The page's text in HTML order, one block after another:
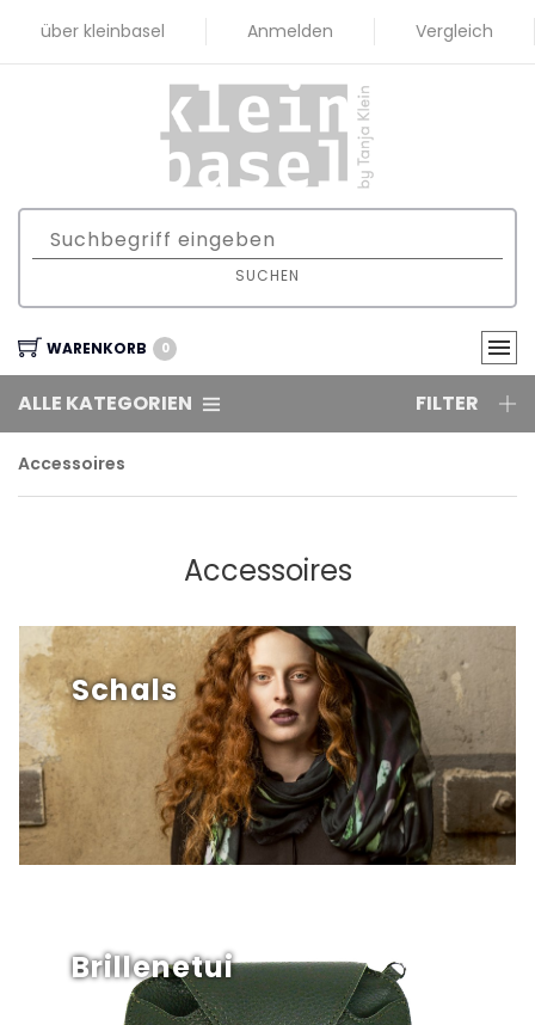
über kleinbasel Anmelden Vergleich
SUCHEN
WARENKORB 0
ALLE KATEGORIEN FILTER
Accessoires
Accessoires
Schals
Brillenetui